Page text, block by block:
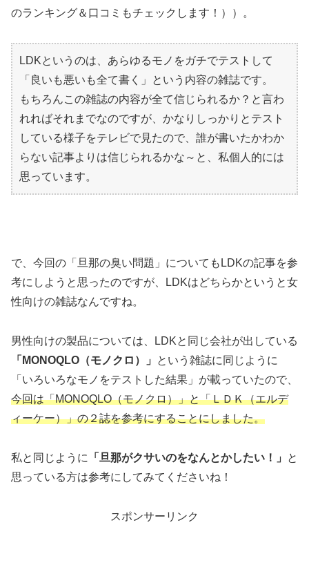
のランキング＆口コミもチェックします！））。
LDKというのは、あらゆるモノをガチでテストして
「良いも悪いも全て書く」という内容の雑誌です。
もちろんこの雑誌の内容が全て信じられるか？と言わ
れればそれまでなのですが、かなりしっかりとテスト
している様子をテレビで見たので、誰が書いたかわか
らない記事よりは信じられるかな～と、私個人的には
思っています。
で、今回の「旦那の臭い問題」についてもLDKの記事を参
考にしようと思ったのですが、LDKはどちらかというと女
性向けの雑誌なんですね。
男性向けの製品については、LDKと同じ会社が出している
「MONOQLO（モノクロ）」
という雑誌に同じように
「いろいろなモノをテストした結果」が載っていたので、
今回は「MONOQLO（モノクロ）」と「ＬＤＫ（エルデ
ィーケー）」の２誌を参考にすることにしました。
私と同じように 「旦那がクサいのをなんとかしたい！」
と
思っている方は参考にしてみてくださいね！
スポンサーリンク